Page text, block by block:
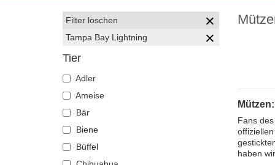
Filter löschen
Tampa Bay Lightning
Tier
Adler
Ameise
Bär
Biene
Büffel
Fans
haben